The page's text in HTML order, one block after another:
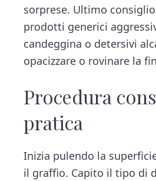
sorprese. Ultimo
prodotti generici
candeggina o detersivi
opacizzare o rovinare la
Procedura
pratica
Inizia pulendo la
il graffio. Capito il tipo di